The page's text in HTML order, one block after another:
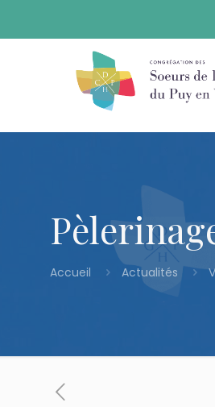
Accueil Actualités